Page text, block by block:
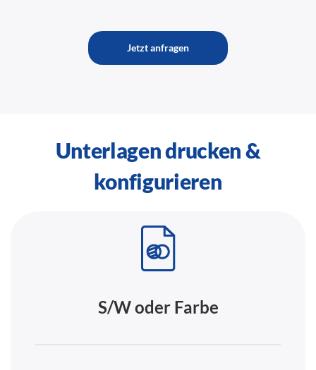
Jetzt anfragen
Unterlagen drucken &
konfigurieren
S/W oder Farbe